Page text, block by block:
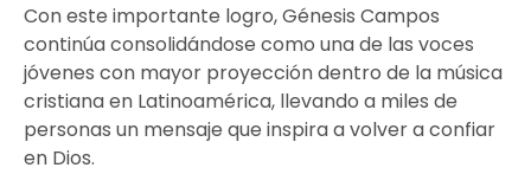
Con este importante logro, Génesis Campos
continúa consolidándose como una de las voces
jóvenes con mayor proyección dentro de la música
cristiana en Latinoamérica, llevando a miles de
personas un mensaje que inspira a volver a confiar
en Dios.